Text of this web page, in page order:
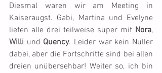
Diesmal waren wir am Meeting in
Kaiseraugst. Gabi, Martina und Evelyne
liefen alle drei teilweise super mit Nora
Willi und Quency. Leider war kein Nuller
dabei, aber die Fortschritte sind bei allen
dreien unübersehbar! Weiter so, ich bin